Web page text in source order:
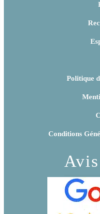
Politique
Conditions